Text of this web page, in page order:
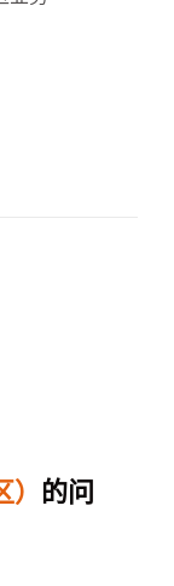
的问